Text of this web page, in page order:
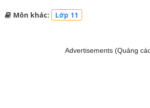
Môn khác: Lớp 11
Advertisements (Quảng